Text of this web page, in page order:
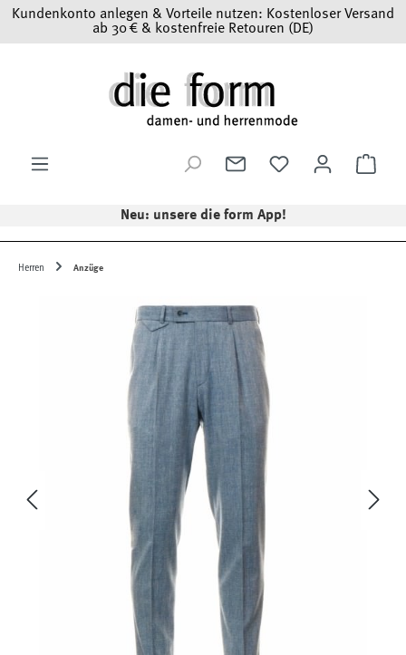
Zum Hauptinhalt springen
Kundenkonto anlegen & Vorteile nutzen: Kostenloser Versand
ab 30 € & kostenfreie Retouren (DE)
Neu: unsere die form App!
Herren Anzüge
Bildergalerie überspringen